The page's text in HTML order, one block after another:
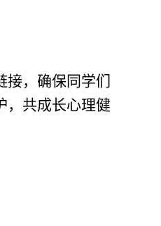
接，确保同学们
，共成长心理健